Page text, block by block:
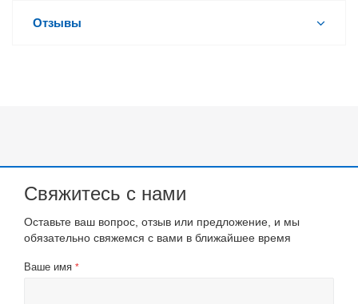
Отзывы
Свяжитесь с нами
Оставьте ваш вопрос, отзыв или предложение, и мы
обязательно свяжемся с вами в ближайшее время
Ваше имя *